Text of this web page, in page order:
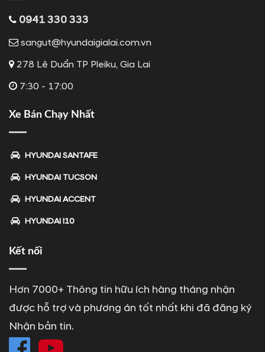
0941 330 333
sangut@hyundaigialai.com.vn
278 Lê Duẩn TP Pleiku, Gia Lai
7:30 - 17:00
Xe Bán Chạy Nhất
HYUNDAI SANTAFE
HYUNDAI TUCSON
HYUNDAI ACCENT
HYUNDAI I10
Kết nối
Hơn 7000+ Thông tin hữu ích hàng tháng nhận
được hỗ trợ và phương án tốt nhất khi đã đăng ký
Nhận bản tin.